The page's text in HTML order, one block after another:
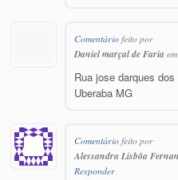
Comentáriofeito por
Daniel marçal de Faria
Rua jose darques
Uberaba MG
Comentáriofeito por
Alessandra Lisbôa
Responder